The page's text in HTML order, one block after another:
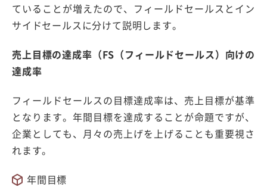
ていることが増えたので、フィールドセールスとイン
サイドセールスに分けて説明します。
売上目標の達成率（FS（フィールドセールス）向けの
達成率
フィールドセールスの目標達成率は、売上目標が基準
となります。年間目標を達成することが命題ですが、
企業としても、月々の売上げを上げることも重要視さ
れます。
年間目標